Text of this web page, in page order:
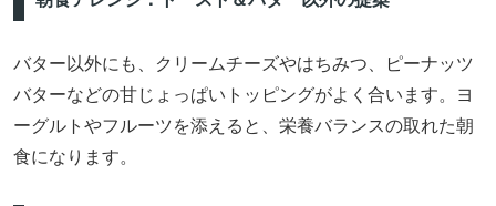
バター以外にも、クリームチーズやはちみつ、ピーナッツ
バターなどの甘じょっぱいトッピングがよく合います。ヨ
ーグルトやフルーツを添えると、栄養バランスの取れた朝
食になります。